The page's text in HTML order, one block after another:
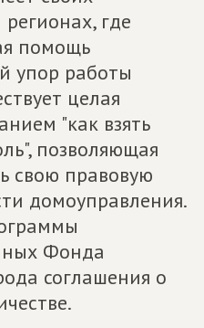
где
помощь
упор работы
целая
"как взять
позволяющая
свою правовую
домоуправления.
Фонда
соглашения о